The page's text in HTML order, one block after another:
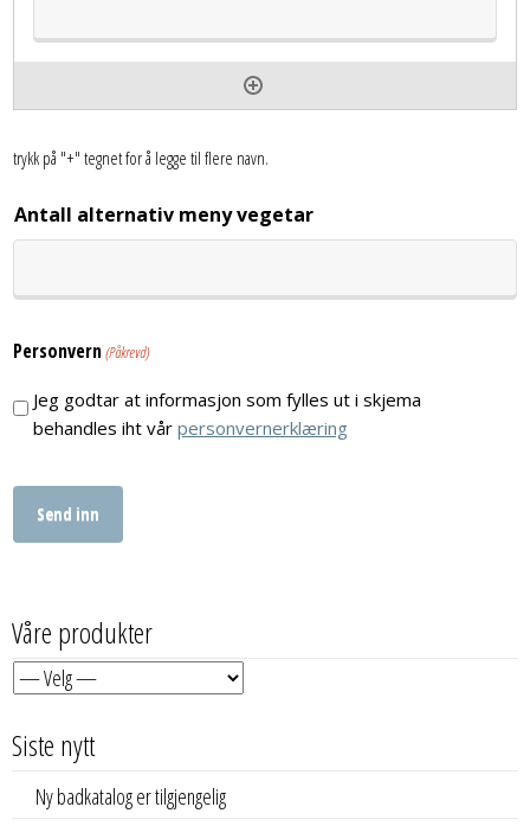
trykk på "+" tegnet for å legge til flere navn.
Antall alternativ meny vegetar
Personvern(Påkrevd)
Jeg godtar at informasjon som fylles ut i skjema
behandles iht vår personvernerklæring
Våre produkter
Siste nytt
Ny badkatalog er tilgjengelig